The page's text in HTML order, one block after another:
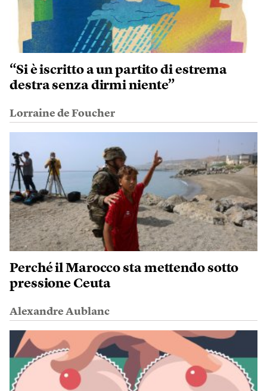
“Si è iscritto a un partito di estrema
destra senza dirmi niente”
Lorraine de Foucher
Perché il Marocco sta mettendo sotto
pressione Ceuta
Alexandre Aublanc